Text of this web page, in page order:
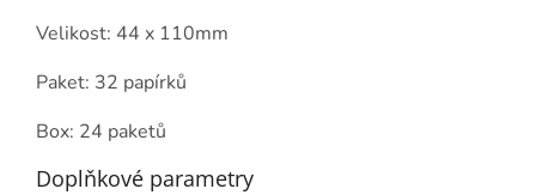
Velikost: 44 x 110mm
Paket: 32 papírků
Box: 24 paketů
Doplňkové parametry